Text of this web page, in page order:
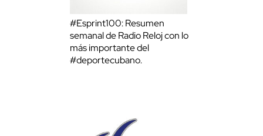
#Esprint100: Resumen
semanal de Radio Reloj con lo
más importante del
#deportecubano.